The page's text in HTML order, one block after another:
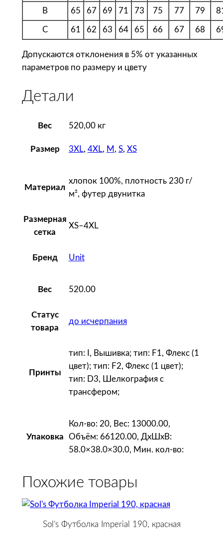
л
и
к
а
м
n
B 65 67 69 71 73 75 77 79
C 61 62 63 64 65 66 67 68
Допускаются отклонения в 5% от указанных
параметров по размеру и цвету
Детали
Вес 520,00 кг
Размер 3XL, 4XL, M , S, XS
Материал
хлопок 100%, плотность 230 г/
м², футер двунитка
Размерная
сетка
XS–4XL
Бренд Unit
Вес 520.00
Статус
товара
до исчерпания
Принты
тип: I, Вышивка; тип: F1, Флекс (1
цвет); тип: F2, Флекс (1 цвет);
тип: D3, Шелкография с
трансфером;
Упаковка
Кол-во: 20, Вес: 13000.00,
Объём: 66120.00, ДxШxВ:
58.0×38.0×30.0, Мин. кол-во:
Похожие товары
Sol’s Футболка Imperial 190, красная